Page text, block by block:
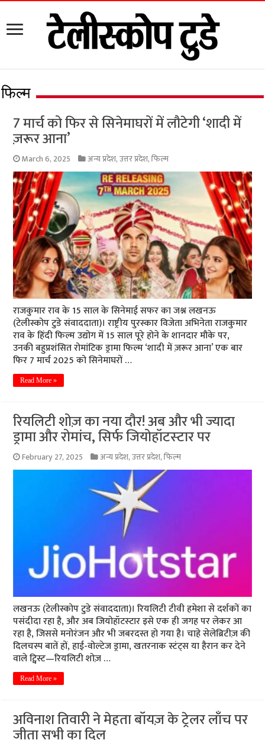
फिल्म
7 मार्च को फिर से सिनेमाघरों में लौटेगी ‘शादी में
ज़रूर आना’
March 6, 2025 अन्य प्रदेश,उत्तर प्रदेश,फिल्म
राजकुमार राव के 15 साल के सिनेमाई सफर का जश्न लखनऊ
(टेलीस्कोप टुडे संवाददाता)। राष्ट्रीय पुरस्कार विजेता अभिनेता राजकुमार
राव के हिंदी फिल्म उद्योग में 15 साल पूरे होने के शानदार मौके पर,
उनकी बहुप्रशंसित रोमांटिक ड्रामा फिल्म ‘शादी में ज़रूर आना’ एक बार
फिर 7 मार्च 2025 को सिनेमाघरों …
Read More »
रियलिटी शोज़ का नया दौर! अब और भी ज्यादा
ड्रामा और रोमांच, सिर्फ जियोहॉटस्‍टार पर
February 27, 2025 अन्य प्रदेश,उत्तर प्रदेश,फिल्म
लखनऊ (टेलीस्कोप टुडे संवाददाता)। रियलिटी टीवी हमेशा से दर्शकों का
पसंदीदा रहा है, और अब जियोहॉटस्‍टार इसे एक ही जगह पर लेकर आ
रहा है, जिससे मनोरंजन और भी जबरदस्त हो गया है। चाहे सेलेब्रिटीज़ की
दिलचस्प बातें हों, हाई-वोल्टेज ड्रामा, खतरनाक स्टंट्स या हैरान कर देने
वाले ट्विस्ट—रियलिटी शोज़ …
Read More »
अविनाश तिवारी ने मेहता बॉयज़ के ट्रेलर लाँच पर
जीता सभी का दिल